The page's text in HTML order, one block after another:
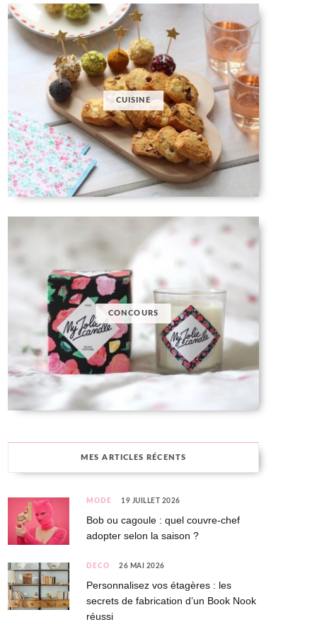
CUISINE
CONCOURS
MES ARTICLES RÉCENTS
MODE 19 JUILLET 2026
Bob ou cagoule : quel couvre-chef
adopter selon la saison ?
DÉCO 26 MAI 2026
Personnalisez vos étagères : les
secrets de fabrication d’un Book Nook
réussi